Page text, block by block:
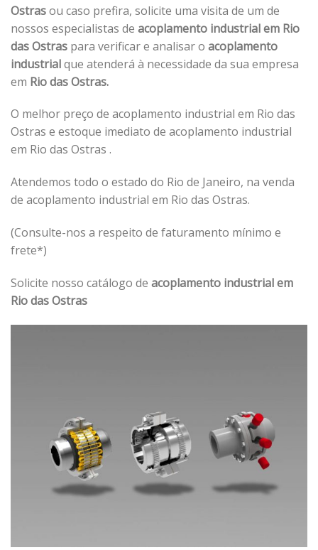
Ostrasou caso prefira, solicite uma visita de um de
nossos especialistas de acoplamento industrial em Rio
das Ostras para verificar e analisar o acoplamento
industrialque atenderá à necessidade da sua empresa
em Rio das Ostras.
O melhor preço de acoplamento industrial em Rio das
Ostras e estoque imediato de acoplamento industrial
em Rio das Ostras .
Atendemos todo o estado do Rio de Janeiro, na venda
de acoplamento industrial em Rio das Ostras.
(Consulte-nos a respeito de faturamento mínimo e
frete*)
Solicite nosso catálogo de acoplamento industrial em
Rio das Ostras